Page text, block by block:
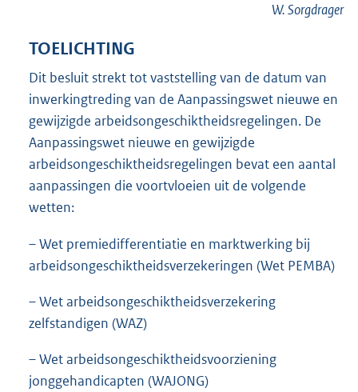
W. Sorgdrager
TOELICHTING
Dit besluit strekt tot vaststelling van de datum van
inwerkingtreding van de Aanpassingswet nieuwe en
gewijzigde arbeidsongeschiktheidsregelingen. De
Aanpassingswet nieuwe en gewijzigde
arbeidsongeschiktheidsregelingen bevat een aantal
aanpassingen die voortvloeien uit de volgende
wetten:
– Wet premiedifferentiatie en marktwerking bij
arbeidsongeschiktheidsverzekeringen (Wet PEMBA)
– Wet arbeidsongeschiktheidsverzekering
zelfstandigen (WAZ)
– Wet arbeidsongeschiktheidsvoorziening
jonggehandicapten (WAJONG)